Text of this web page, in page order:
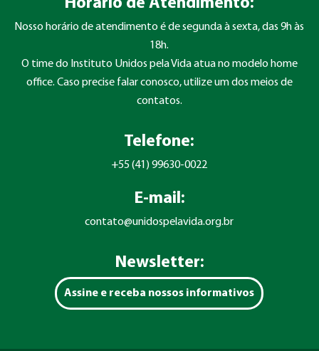
Horário de Atendimento:
Nosso horário de atendimento é de segunda à sexta, das 9h às
18h.
O time do Instituto Unidos pela Vida atua no modelo home
office. Caso precise falar conosco, utilize um dos meios de
contatos.
Telefone:
+55 (41) 99630-0022
E-mail:
contato@unidospelavida.org.br
Newsletter:
Assine e receba nossos informativos